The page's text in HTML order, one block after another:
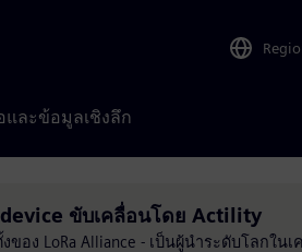
และข้อมูลเชิงลึก
ขับเคลื่อนโดย Actility
อง LoRa Alliance - เป็นผู้นำระดับโลกใน